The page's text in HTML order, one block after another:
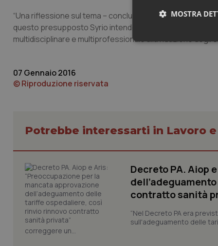
“Una riflessione sul tema – conclude Guana – crediamo
questo presupposto Syrio intende chiedere
multidisciplinare e multiprofessionale alla riduzione degli
07 Gennaio 2016
© Riproduzione riservata
Potrebbe interessarti in Lavoro
Decreto PA. Aiop
contratto sanità
“Nel Decreto PA era
sull'adeguamento delle
correggere un...
MOSTRA
I cookie necessari
Nome